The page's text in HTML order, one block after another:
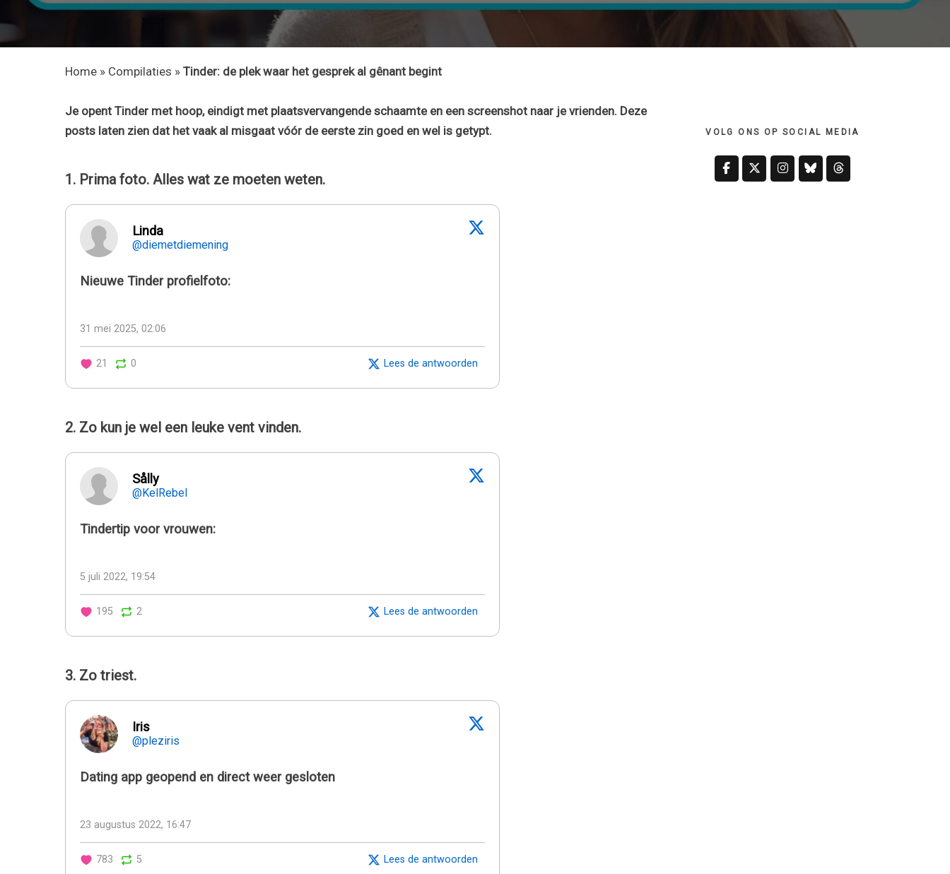
Home » Compilaties » Tinder: de plek waar het gesprek al gênant begint
Je opent Tinder met hoop, eindigt met plaatsvervangende schaamte en een screenshot naar je vrienden. Deze
posts laten zien dat het vaak al misgaat vóór de eerste zin goed en wel is getypt.
1. Prima foto. Alles wat ze moeten weten.
Linda
@diemetdiemening
Nieuwe Tinder profielfoto:
31 mei 2025, 02:06
21 0 Lees de antwoorden
2. Zo kun je wel een leuke vent vinden.
Sålly
@KelRebel
Tindertip voor vrouwen:
5 juli 2022, 19:54
195 2 Lees de antwoorden
3. Zo triest.
Iris
@pleziris
Dating app geopend en direct weer gesloten
23 augustus 2022, 16:47
783 5 Lees de antwoorden
VOLG ONS OP SOCIAL MEDIA